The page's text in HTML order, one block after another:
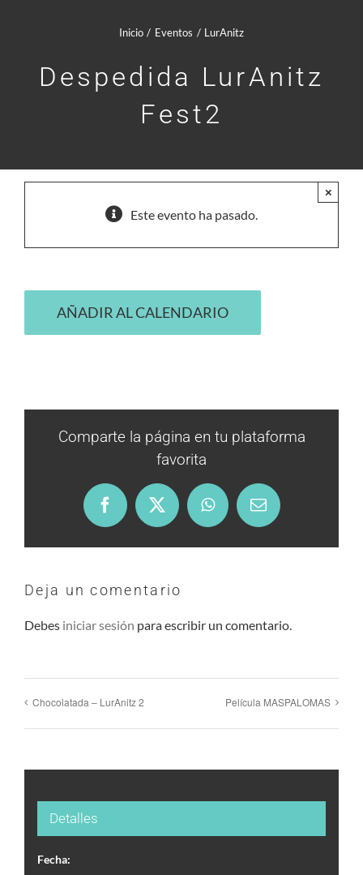
Inicio Eventos LurAnitz
Despedida LurAnitz
Fest2
Este evento ha pasado.
×
AÑADIR AL CALENDARIO
Comparte la página en tu plataforma
favorita
Facebook
X WhatsAppEmail
Deja un comentario
Debes iniciar sesión para escribir un comentario.
Chocolatada – LurAnitz 2 Película MASPALOMAS
Detalles
Fecha: